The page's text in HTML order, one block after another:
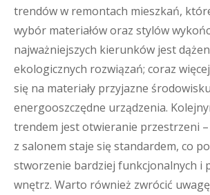
trendów w remontach mieszkań,
wybór materiałów oraz stylów
najważniejszych kierunków jest
ekologicznych rozwiązań; coraz
się na materiały przyjazne
energooszczędne urządzenia.
trendem jest otwieranie przestrzeni –
z salonem staje się standardem, co
stworzenie bardziej funkcjonalnych i
wnętrz. Warto również zwrócić